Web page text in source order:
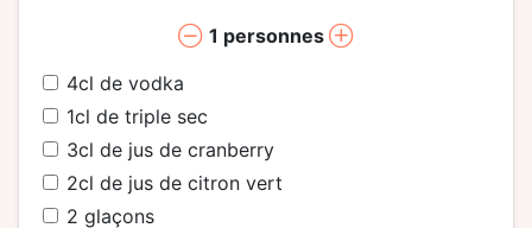
1 personnes
4cl de vodka
1cl de triple sec
3cl de jus de cranberry
2cl de jus de citron vert
2 glaçons